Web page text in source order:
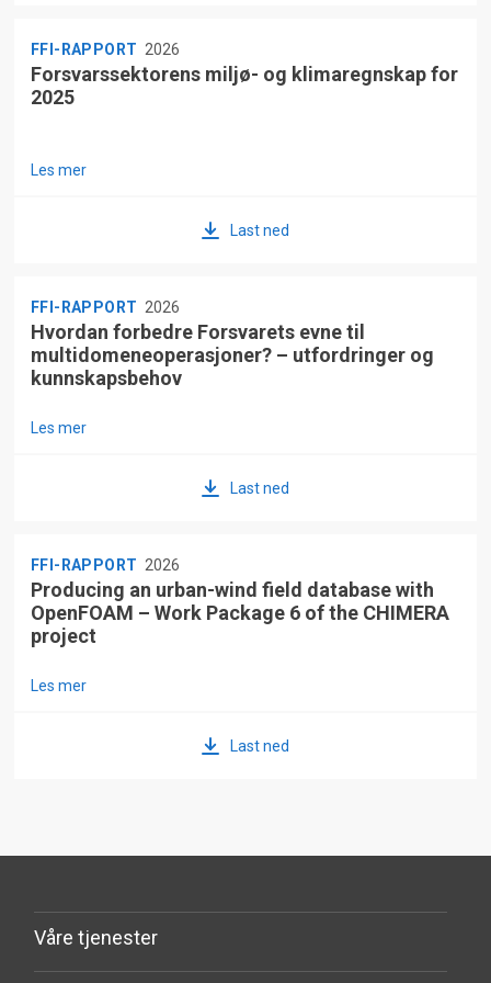
FFI-RAPPORT 2026
Forsvarssektorens miljø- og klimaregnskap for
2025
Les mer
Last ned
FFI-RAPPORT 2026
Hvordan forbedre Forsvarets evne til
multidomeneoperasjoner? – utfordringer og
kunnskapsbehov
Les mer
Last ned
FFI-RAPPORT 2026
Producing an urban-wind field database with
OpenFOAM – Work Package 6 of the CHIMERA
project
Les mer
Last ned
Våre tjenester